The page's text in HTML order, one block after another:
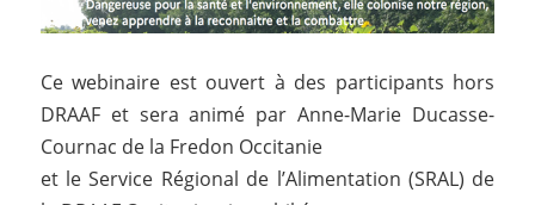
Ce webinaire est ouvert à des participants hors
DRAAF et sera animé par Anne-Marie Ducasse-
Cournac de la Fredon Occitanie
et le Service Régional de l’Alimentation (SRAL) de